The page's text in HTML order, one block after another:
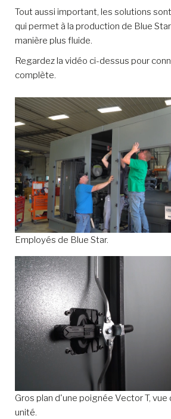
Tout aussi important, les solutions
qui permet à la production de Blue
manière plus fluide.
Regardez la vidéo ci-dessus pour
complète.
Employés de Blue Star.
Gros plan d'une poignée Vector T,
unité.